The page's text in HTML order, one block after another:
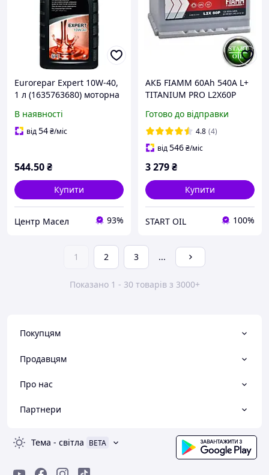
Eurorepar Expert 10W-40,
1 л (1635763680) моторна
В наявності
від54₴/міс
544.50₴
Купити
Центр Масел 93%
АКБ FIAMM 60Ah 540А L+
TITANIUM PRO L2X60P
Готово до відправки
4.8 (4)
від546₴/міс
3 279₴
Купити
START OIL 100%
1 2 3 ...
Показано 1 - 30 товарів з 3000+
Покупцям
Продавцям
Про нас
Партнери
Тема - світла BETA